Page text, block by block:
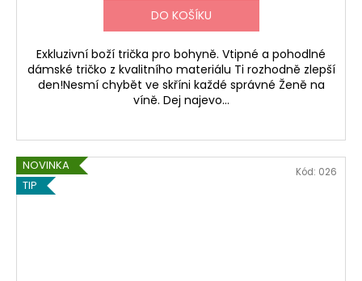
DO KOŠÍKU
Exkluzivní boží trička pro bohyně. Vtipné a pohodlné
dámské tričko z kvalitního materiálu Ti rozhodně zlepší
den!Nesmí chybět ve skříni každé správné Ženě na
víně. Dej najevo...
NOVINKA
TIP
Kód: 026